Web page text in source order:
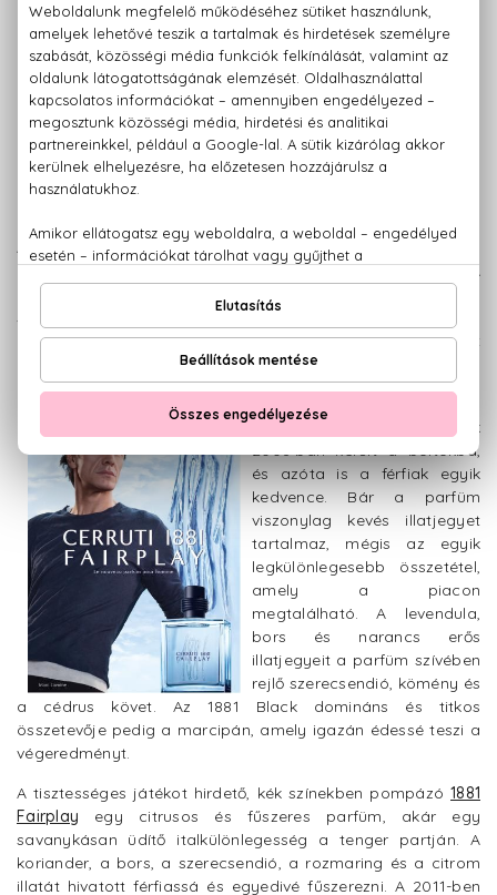
A családfő, azaz az 1881 Pour Homme
egy fás, fűszeres
parfüm, néhány virág könnyed illatával lágyítva. A
különleges parfümalapnak számító boróka illatára épül a
szantál, a bors, a fenyő, a rózsa és a citrus. A parfüm
összhatása olyan, mint egy barokk hangulatú, hatalmas kert
az éjszakai holdfényben, így nem csoda, hogy viselőjét is
ellenállhatatlanul romantikussá varázsolja.
A tisztán fűszeres 1881 Black
2006-ban került a boltokba,
és azóta is a férfiak egyik
kedvence. Bár a parfüm
viszonylag kevés illatjegyet
tartalmaz, mégis az egyik
legkülönlegesebb összetétel,
amely a piacon
megtalálható. A levendula,
bors és narancs erős
illatjegyeit a parfüm szívében
rejlő szerecsendió, kömény és
a cédrus követ. Az 1881 Black domináns és titkos
összetevője pedig a marcipán, amely igazán édessé teszi a
végeredményt.
A tisztességes játékot hirdető, kék színekben pompázó 1881
Fairplay egy citrusos és fűszeres parfüm, akár egy
savanykásan üdítő italkülönlegesség a tenger partján. A
koriander, a bors, a szerecsendió, a rozmaring és a citrom
illatát hivatott férfiassá és egyedivé fűszerezni. A 2011-ben